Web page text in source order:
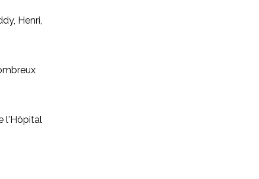
Henri,
l'Hôpital